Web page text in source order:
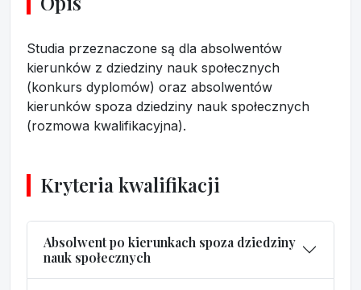
Studia przeznaczone są dla absolwentów
kierunków z dziedziny nauk społecznych
(konkurs dyplomów) oraz absolwentów
kierunków spoza dziedziny nauk społecznych
(rozmowa kwalifikacyjna).
Kryteria kwalifikacji
Absolwent po kierunkach spoza dziedziny
nauk społecznych